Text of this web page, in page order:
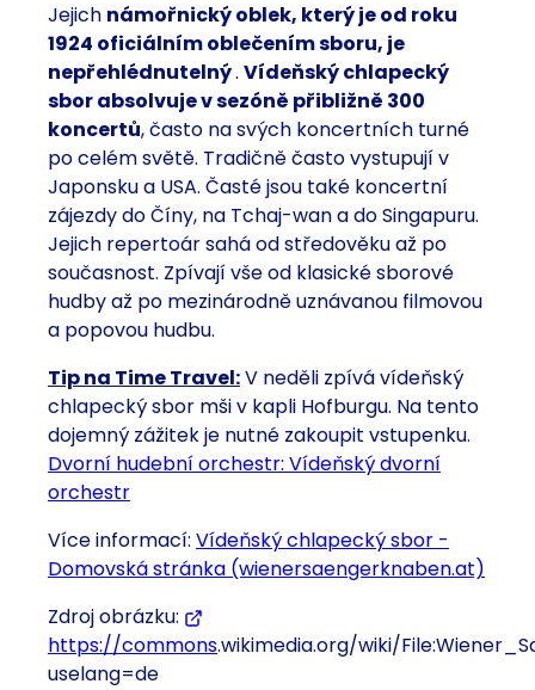
Jejich námořnický oblek, který je od roku
1924 oficiálním oblečením sboru, je
nepřehlédnutelný. Vídeňský chlapecký
sbor absolvuje v sezóně přibližně 300
koncertů, často na svých koncertních turné
po celém světě. Tradičně často vystupují v
Japonsku a USA. Časté jsou také koncertní
zájezdy do Číny, na Tchaj-wan a do Singapuru.
Jejich repertoár sahá od středověku až po
současnost. Zpívají vše od klasické sborové
hudby až po mezinárodně uznávanou filmovou
a popovou hudbu.
Tip na Time Travel:V neděli zpívá vídeňský
chlapecký sbor mši v kapli Hofburgu. Na tento
dojemný zážitek je nutné zakoupit vstupenku.
Dvorní hudební orchestr: Vídeňský dvorní
orchestr
Více informací: Vídeňský chlapecký sbor -
Domovská stránka (wienersaengerknaben.at)
Zdroj obrázku:
https://commons.wikimedia.org/wiki/
uselang=de